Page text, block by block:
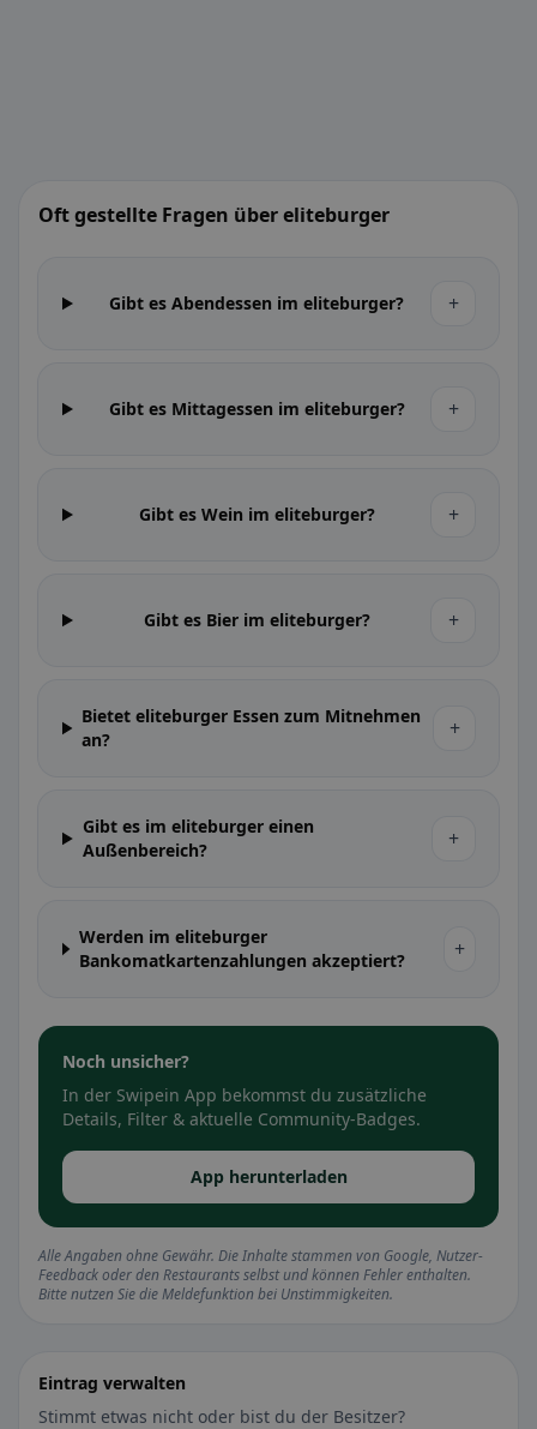
Oft gestellte Fragen über eliteburger
Gibt es Abendessen im eliteburger? +
Gibt es Mittagessen im eliteburger? +
Gibt es Wein im eliteburger? +
Gibt es Bier im eliteburger? +
Bietet eliteburger Essen zum Mitnehmen
an?
+
Gibt es im eliteburger einen
Außenbereich?
+
Werden im eliteburger
Bankomatkartenzahlungen akzeptiert?
+
Noch unsicher?
In der Swipein App bekommst du zusätzliche
Details, Filter & aktuelle Community-Badges.
App herunterladen
Alle Angaben ohne Gewähr. Die Inhalte stammen von Google, Nutzer-
Feedback oder den Restaurants selbst und können Fehler enthalten.
Bitte nutzen Sie die Meldefunktion bei Unstimmigkeiten.
Eintrag verwalten
Stimmt etwas nicht oder bist du der Besitzer?